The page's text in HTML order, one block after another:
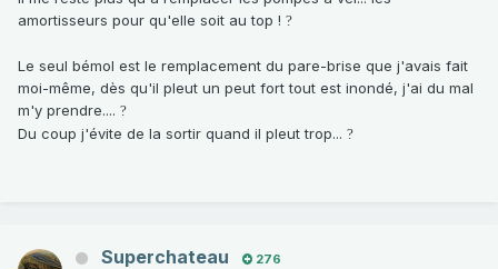
amortisseurs pour qu'elle soit au top ! ?
Le seul bémol est le remplacement du pare-brise que j'avais fait
moi-même, dès qu'il pleut un peut fort tout est inondé, j'ai du mal
m'y prendre.... ?
Du coup j'évite de la sortir quand il pleut trop... ?
Superchateau 276